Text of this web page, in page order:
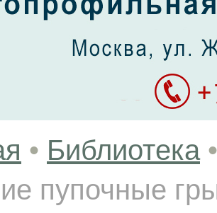
• Библиотека •
пупочные